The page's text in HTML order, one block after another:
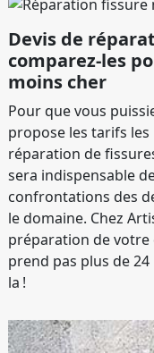
Devis de
comparez-les
moins cher
Pour que vous
propose les tarifs
réparation de
sera indispensable
confrontations des
le domaine. Chez
préparation de votre
prend pas plus de
la !